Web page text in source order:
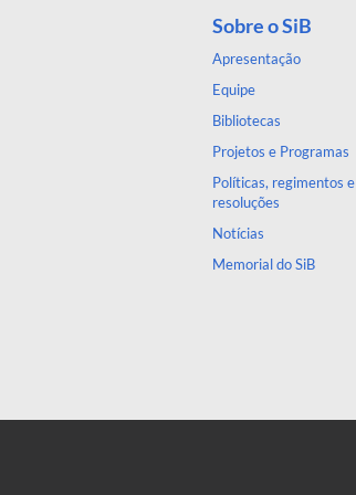
Sobre o SiB
Apresentação
Equipe
Bibliotecas
Projetos e Programas
Políticas, regimentos e
resoluções
Notícias
Memorial do SiB